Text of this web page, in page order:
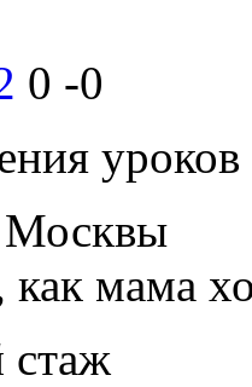
0 -0
уроков
как мама
стаж